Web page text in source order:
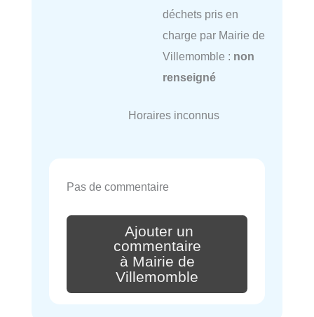
déchets pris en
charge par Mairie de
Villemomble : non
renseigné
Horaires inconnus
Pas de commentaire
Ajouter un
commentaire
à Mairie de
Villemomble